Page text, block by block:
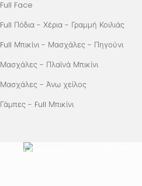
Full Face
Full Πόδια - Χέρια - Γραμμή Κοιλιάς
Full Μπικίνι - Μασχάλες - Πηγούνι
Μασχάλες - Πλαϊνά Μπικίνι
Μασχάλες - Άνω χείλος
Γάμπες - Full Μπικίνι